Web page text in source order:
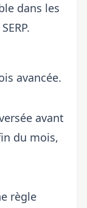
dans les
avancée.
avant
du mois,
règle